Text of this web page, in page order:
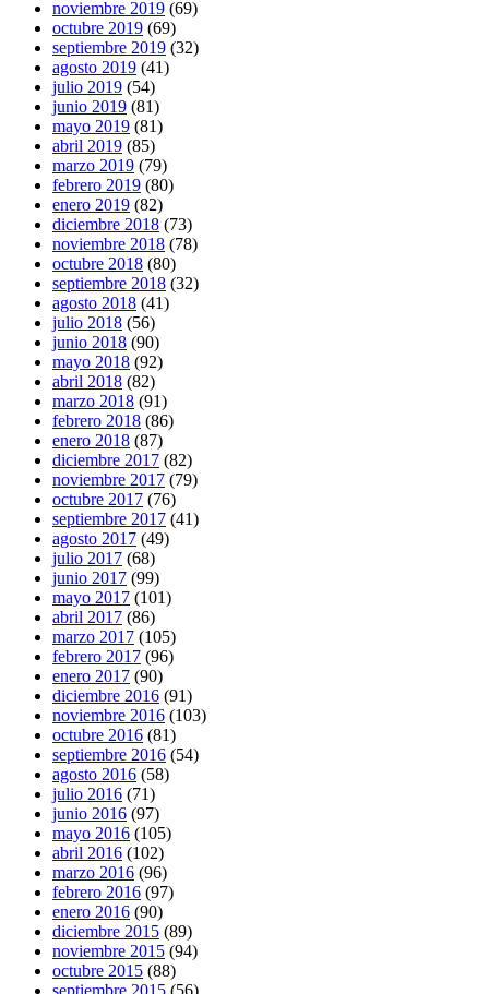
noviembre 2019 (69)
octubre 2019 (69)
septiembre 2019 (32)
agosto 2019 (41)
julio 2019 (54)
junio 2019 (81)
mayo 2019 (81)
abril 2019 (85)
marzo 2019 (79)
febrero 2019 (80)
enero 2019 (82)
diciembre 2018 (73)
noviembre 2018 (78)
octubre 2018 (80)
septiembre 2018 (32)
agosto 2018 (41)
julio 2018 (56)
junio 2018 (90)
mayo 2018 (92)
abril 2018 (82)
marzo 2018 (91)
febrero 2018 (86)
enero 2018 (87)
diciembre 2017 (82)
noviembre 2017 (79)
octubre 2017 (76)
septiembre 2017 (41)
agosto 2017 (49)
julio 2017 (68)
junio 2017 (99)
mayo 2017 (101)
abril 2017 (86)
marzo 2017 (105)
febrero 2017 (96)
enero 2017 (90)
diciembre 2016 (91)
noviembre 2016 (103)
octubre 2016 (81)
septiembre 2016 (54)
agosto 2016 (58)
julio 2016 (71)
junio 2016 (97)
mayo 2016 (105)
abril 2016 (102)
marzo 2016 (96)
febrero 2016 (97)
enero 2016 (90)
diciembre 2015 (89)
noviembre 2015 (94)
octubre 2015 (88)
septiembre 2015 (56)